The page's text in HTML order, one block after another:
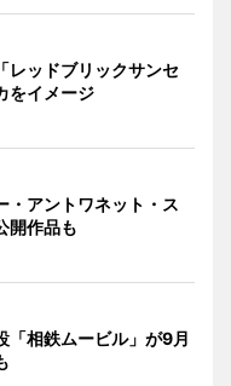
レッドブリックサンセ
をイメージ
・アントワネット・ス
開作品も
「相鉄ムービル」が9月